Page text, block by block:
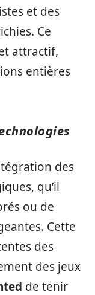
et des
Ce
attractif,
entières
des
qu’il
ou de
Cette
des
des jeux
de tenir